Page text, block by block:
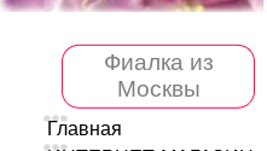
Фиалка из
Москвы
Главная